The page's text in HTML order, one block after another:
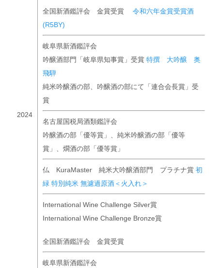
2024
全国新酒鑑評会 金賞受賞 令和六年金賞受賞酒
(R5BY)
岐阜県新酒鑑評会
吟醸酒部門「岐阜県知事賞」受賞 特撰 大吟醸 奥
飛騨
純米吟醸酒の部、吟醸酒の部にて「連合会長賞」受
賞
名古屋国税局酒類鑑評会
吟醸酒の部「優等賞」、純米吟醸酒の部「優等
賞」、燗酒の部「優等賞」
仏 KuraMaster 純米大吟醸酒部門 プラチナ賞 初
緑 特別純米 無濾過原酒＜火入れ＞
International Wine Challenge Silver賞
International Wine Challenge Bronze賞
全国新酒鑑評会 金賞受賞
岐阜県新酒鑑評会